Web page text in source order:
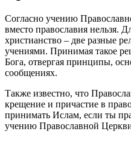
Согласно учению
вместо православия нельзя.
христианство – две разные
учениями. Принимая такое
Бога, отвергая принципы,
сообщениях.
Также известно, что
крещение и причастие в
принимать Ислам, если ты
учению Православной